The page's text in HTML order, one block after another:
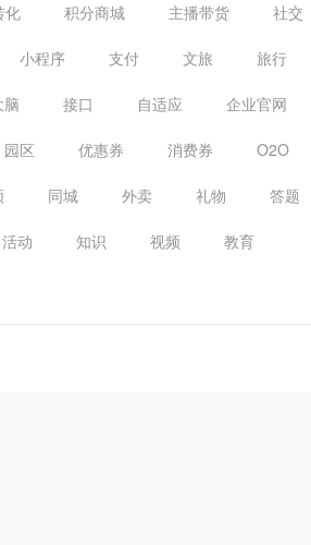
化 积分商城 主播带货 社交
小程序 支付 文旅 旅行
接口 自适应 企业官网
园区 优惠券 消费券 O2O
同城 外卖 礼物 答题
活动 知识 视频 教育